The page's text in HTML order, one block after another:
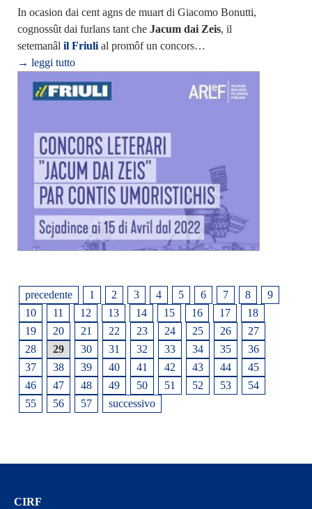
In ocasion dai cent agns de muart di Giacomo Bonutti,
cognossût dai furlans tant che Jacum dai Zeis, il
setemanâl il Friulial promôf un concors…
→ leggi tutto
precedente 1 2 3 4 5 6 7 8
9
10
11 12 13 14 15 16 17
18
19
20 21 22 23 24 25 26
27
28
29 30 31 32 33 34 35
36
37
38 39 40 41 42 43 44
45
46
47 48 49 50 51 52 53
54
55
56 57 successivo
CIRF